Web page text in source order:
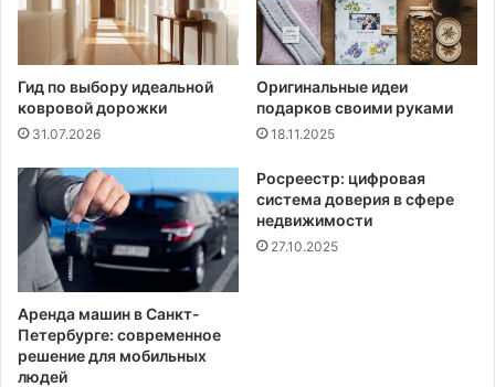
Гид по выбору идеальной
ковровой дорожки
31.07.2026
Оригинальные идеи
подарков своими руками
18.11.2025
Аренда машин в Санкт-
Петербурге: современное
решение для мобильных
людей
Росреестр: цифровая
система доверия в сфере
недвижимости
27.10.2025